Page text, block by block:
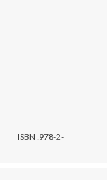
ISBN :978-2-